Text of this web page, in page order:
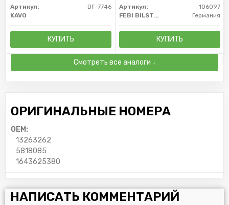
Артикул:
DF-7746
KAVO
КУПИТЬ
Артикул:
106097
FEBI BILSTEIN
Германия
КУПИТЬ
Смотреть все аналоги ↓
ОРИГИНАЛЬНЫЕ НОМЕРА
OEM:
13263262
5818085
1643625380
НАПИСАТЬ КОММЕНТАРИЙ